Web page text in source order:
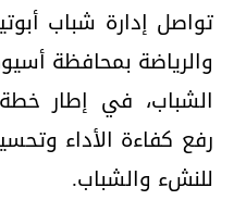
تواصل إدارة شباب
والرياضة بمحافظة
الشباب، في إطار
رفع كفاءة الأداء
للنشء والشباب.